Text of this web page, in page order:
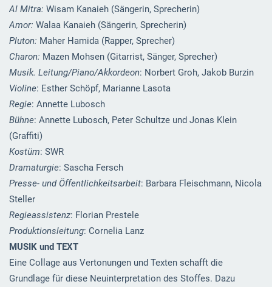
Al Mitra: Wisam Kanaieh (Sängerin, Sprecherin)
Amor: Walaa Kanaieh (Sängerin, Sprecherin)
Pluton: Maher Hamida (Rapper, Sprecher)
Charon: Mazen Mohsen (Gitarrist, Sänger, Sprecher)
Musik. Leitung/Piano/Akkordeon: Norbert Groh, Jakob Burzin
Violine: Esther Schöpf, Marianne Lasota
Regie: Annette Lubosch
Bühne: Annette Lubosch, Peter Schultze und Jonas Klein
(Graffiti)
Kostüm: SWR
Dramaturgie: Sascha Fersch
Presse- und Öffentlichkeitsarbeit: Barbara Fleischmann, Nicola
Steller
Regieassistenz: Florian Prestele
Produktionsleitung: Cornelia Lanz
MUSIK und TEXT
Eine Collage aus Vertonungen und Texten schafft die
Grundlage für diese Neuinterpretation des Stoffes. Dazu